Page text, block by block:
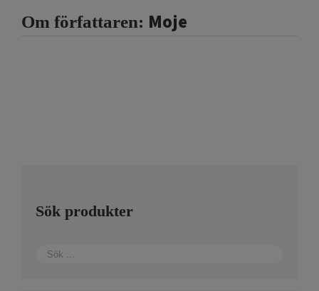
Om författaren: Moje
Sök produkter